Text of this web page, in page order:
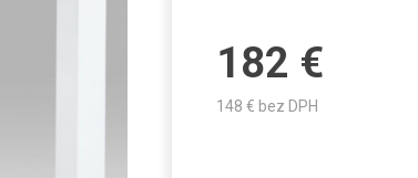
182 €
148 € bez DPH